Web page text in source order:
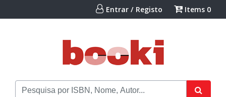
Entrar / Registo Items 0